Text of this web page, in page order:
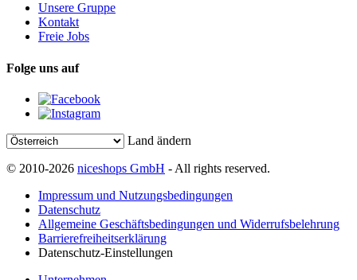
Unsere Gruppe
Kontakt
Freie Jobs
Folge uns auf
Land ändern
© 2010-2026 niceshops GmbH - All rights reserved.
Impressum und Nutzungsbedingungen
Datenschutz
Allgemeine Geschäftsbedingungen und Widerrufsbelehrung
Barrierefreiheitserklärung
Datenschutz-Einstellungen